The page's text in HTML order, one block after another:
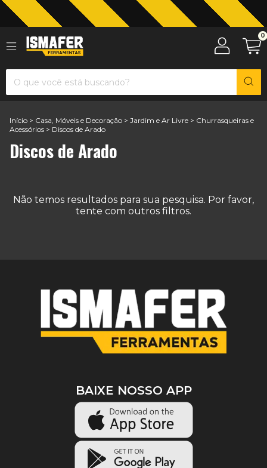
Jardinagem com The Black Tools 0
Início > Casa, Móveis e Decoração > Jardim e Ar Livre > Churrasqueiras e
Acessórios > Discos de Arado
Discos de Arado
Não temos resultados para sua pesquisa. Por favor,
tente com outros filtros.
BAIXE NOSSO APP